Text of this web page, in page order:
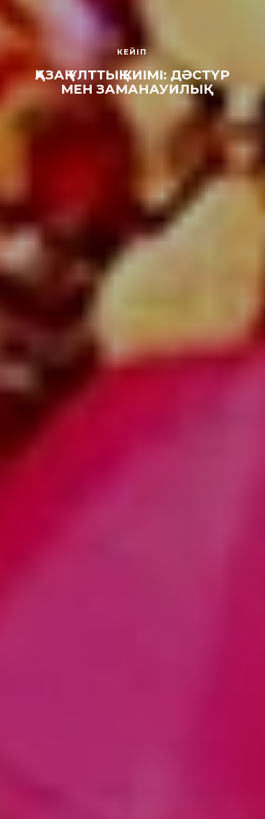
КЕЙІП
ҚАЗАҚ ҰЛТТЫҚ КИІМІ: ДӘСТҮР
МЕН ЗАМАНАУИЛЫҚ